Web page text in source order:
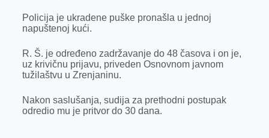
Policija je ukradene puške pronašla u jednoj
napuštenoj kući.
R. Š. je određeno zadržavanje do 48 časova i on je,
uz krivičnu prijavu, priveden Osnovnom javnom
tužilaštvu u Zrenjaninu.
Nakon saslušanja, sudija za prethodni postupak
odredio mu je pritvor do 30 dana.